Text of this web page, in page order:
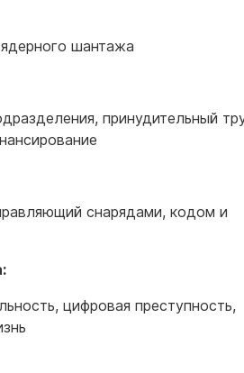
шантажа
принудительный
снарядами, кодом и
цифровая преступность,